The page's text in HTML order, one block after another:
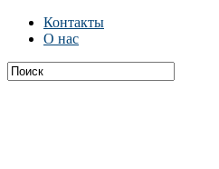
Контакты
О нас